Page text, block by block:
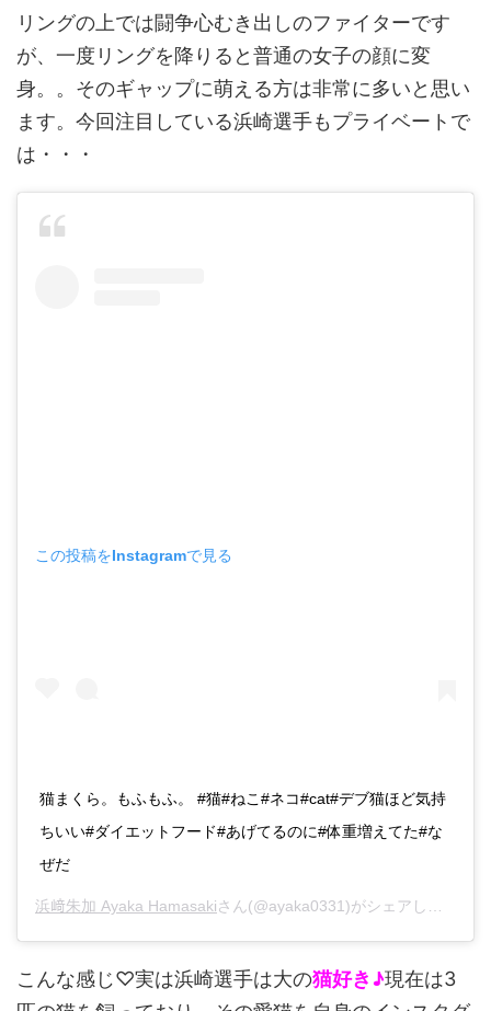
リングの上では闘争心むき出しのファイターです
が、一度リングを降りると普通の女子の顔に変
身。。そのギャップに萌える方は非常に多いと思い
ます。今回注目している浜崎選手もプライベートで
は・・・
この投稿をInstagramで見る
猫まくら。もふもふ。 #猫#ねこ#ネコ#cat#デブ猫ほど気持
ちいい#ダイエットフード#あげてるのに#体重増えてた#な
ぜだ
浜﨑朱加 Ayaka Hamasakiさん(@ayaka0331)がシェアした投稿 -
こんな感じ♡実は浜崎選手は大の猫好き♪現在は3